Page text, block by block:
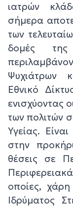
ιατρών
σήμερα
των
δομές
Ψυχιάτρων
Εθνικό
ενισχύοντας
των πολιτών
Υγείας.
στην
θέσεις σε
οποίες,
Ιδρύματος